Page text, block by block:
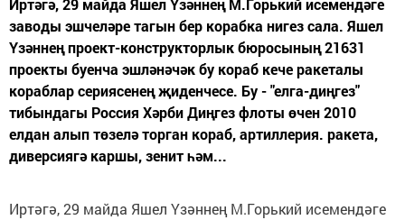
Иртәгә, 29 майда Яшел Үзәннең М.Горький исемендәге
заводы эшчеләре тагын бер корабка нигез сала. Яшел
Үзәннең проект-конструкторлык бюросының 21631
проекты буенча эшләнәчәк бу кораб кече ракеталы
кораблар сериясенең җиденчесе. Бу - "елга-диңгез"
тибындагы Россия Хәрби Диңгез флоты өчен 2010
елдан алып төзелә торган кораб, артиллерия. ракета,
диверсиягә каршы, зенит һәм...
Иртәгә, 29 майда Яшел Үзәннең М.Горький исемендәге